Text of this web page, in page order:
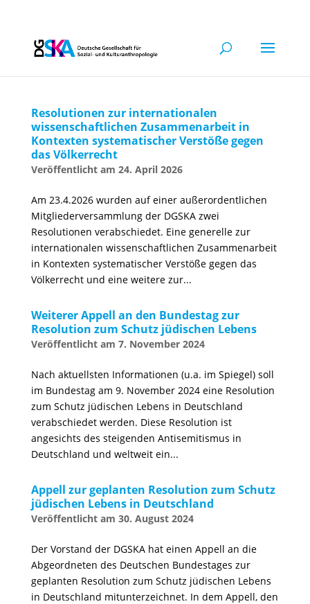
Resolutionen zur internationalen
wissenschaftlichen Zusammenarbeit in
Kontexten systematischer Verstöße gegen
das Völkerrecht
24. April 2026
Am 23.4.2026 wurden auf einer außerordentlichen
Mitgliederversammlung der DGSKA zwei
Resolutionen verabschiedet. Eine generelle zur
internationalen wissenschaftlichen Zusammenarbeit
in Kontexten systematischer Verstöße gegen das
Völkerrecht und eine weitere zur...
Weiterer Appell an den Bundestag zur
Resolution zum Schutz jüdischen Lebens
7. November 2024
Nach aktuellsten Informationen (u.a. im Spiegel) soll
im Bundestag am 9. November 2024 eine Resolution
zum Schutz jüdischen Lebens in Deutschland
verabschiedet werden. Diese Resolution ist
angesichts des steigenden Antisemitismus in
Deutschland und weltweit ein...
Appell zur geplanten Resolution zum Schutz
jüdischen Lebens in Deutschland
30. August 2024
Der Vorstand der DGSKA hat einen Appell an die
Abgeordneten des Deutschen Bundestages zur
geplanten Resolution zum Schutz jüdischen Lebens
in Deutschland mitunterzeichnet. In dem Appell, den